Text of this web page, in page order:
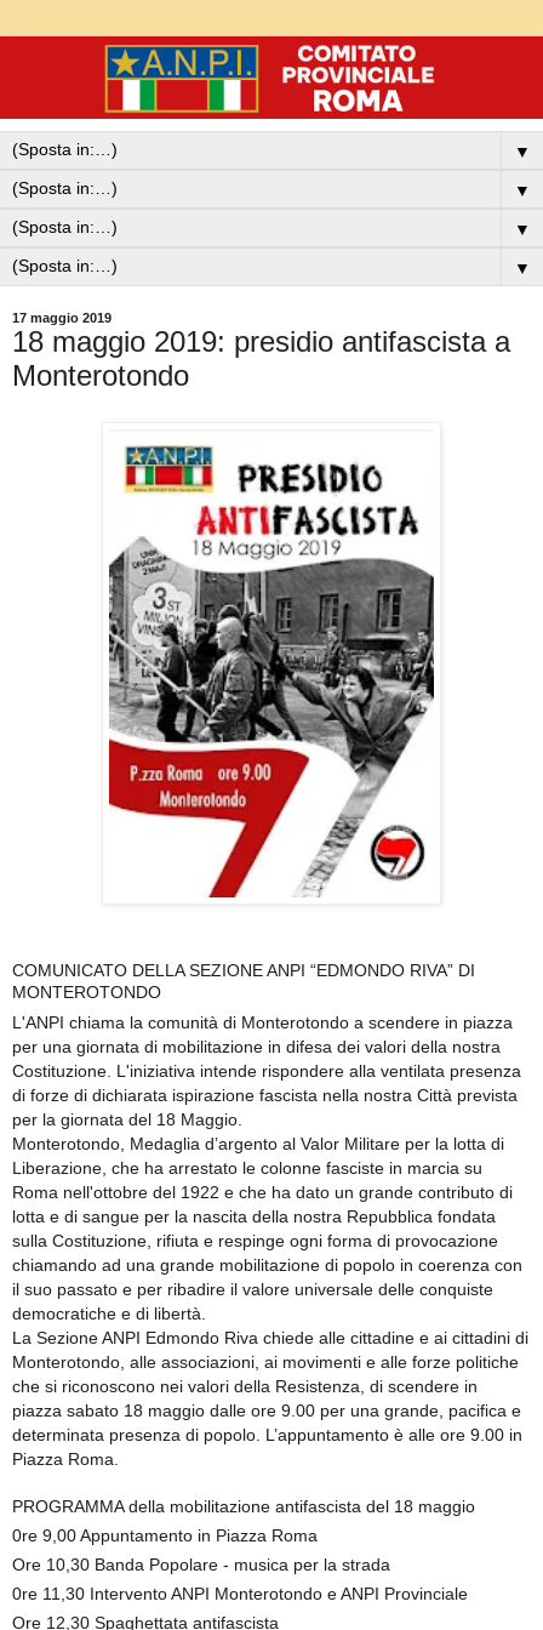
▼
▼
▼
▼
17 maggio 2019
18 maggio 2019: presidio antifascista a
Monterotondo
COMUNICATO DELLA SEZIONE ANPI “EDMONDO RIVA” DI
MONTEROTONDO
L'ANPI chiama la comunità di Monterotondo a scendere in piazza
per una giornata di mobilitazione in difesa dei valori della nostra
Costituzione. L'iniziativa intende rispondere alla ventilata presenza
di forze di dichiarata ispirazione fascista nella nostra Città prevista
per la giornata del 18 Maggio.
Monterotondo, Medaglia d’argento al Valor Militare per la lotta di
Liberazione, che ha arrestato le colonne fasciste in marcia su
Roma nell'ottobre del 1922 e che ha dato un grande contributo di
lotta e di sangue per la nascita della nostra Repubblica fondata
sulla Costituzione, rifiuta e respinge ogni forma di provocazione
chiamando ad una grande mobilitazione di popolo in coerenza con
il suo passato e per ribadire il valore universale delle conquiste
democratiche e di libertà.
La Sezione ANPI Edmondo Riva chiede alle cittadine e ai cittadini di
Monterotondo, alle associazioni, ai movimenti e alle forze politiche
che si riconoscono nei valori della Resistenza, di scendere in
piazza sabato 18 maggio dalle ore 9.00 per una grande, pacifica e
determinata presenza di popolo. L’appuntamento è alle ore 9.00 in
Piazza Roma.
PROGRAMMA della mobilitazione antifascista del 18 maggio
0re 9,00 Appuntamento in Piazza Roma
Ore 10,30 Banda Popolare - musica per la strada
0re 11,30 Intervento ANPI Monterotondo e ANPI Provinciale
Ore 12,30 Spaghettata antifascista